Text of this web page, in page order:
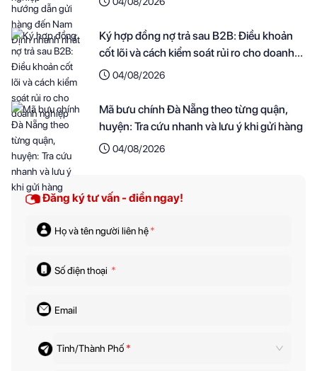
Ký hợp đồng nợ trả sau B2B: Điều khoản
cốt lõi và cách kiểm soát rủi ro cho doanh
nghiệp
04/08/2026
Mã bưu chính Đà Nẵng theo từng quận,
huyện: Tra cứu nhanh và lưu ý khi gửi hàng
04/08/2026
Đăng ký tư vấn - điền ngay!
Họ và tên người liên hệ*
Số điện thoại *
Email
Tỉnh/Thành Phố *